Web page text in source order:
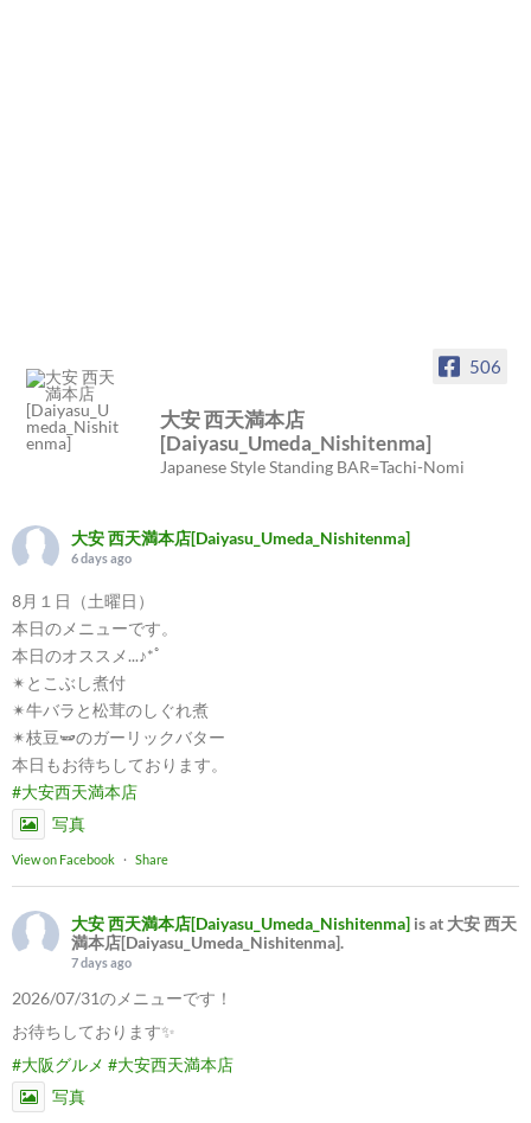
506
大安 西天満本店
[Daiyasu_Umeda_Nishitenma]
Japanese Style Standing BAR=Tachi-Nomi
大安 西天満本店[Daiyasu_Umeda_Nishitenma]
6 days ago
8月１日（土曜日）
本日のメニューです。
本日のオススメ...♪*ﾟ
✴︎とこぶし煮付
✴︎牛バラと松茸のしぐれ煮
✴︎枝豆🫛のガーリックバター
本日もお待ちしております。
#大安西天満本店
写真
View on Facebook · Share
大安 西天満本店[Daiyasu_Umeda_Nishitenma] is at 大安 西天
満本店[Daiyasu_Umeda_Nishitenma].
7 days ago
2026/07/31のメニューです！
お待ちしております✨
#大阪グルメ #大安西天満本店
写真